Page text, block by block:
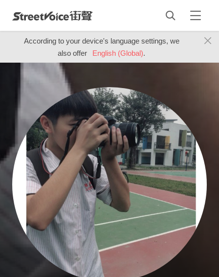
According to your device's language settings, we
also offer
English (Global).